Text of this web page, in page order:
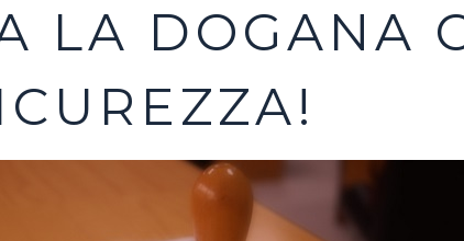
LA DOGANA